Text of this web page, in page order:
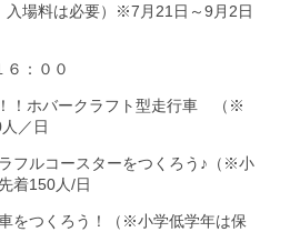
入場料は必要）※7月21日～9月2日
６：００
！ホバークラフト型走行車 （※
／日
コースターをつくろう♪（※小
着150人/日
くろう！（※小学低学年は保